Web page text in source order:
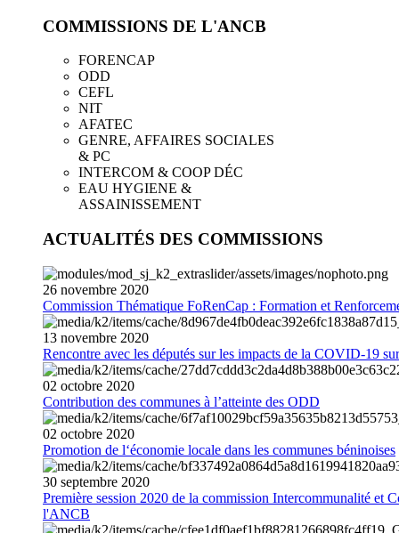
COMMISSIONS DE L'ANCB
FORENCAP
ODD
CEFL
NIT
AFATEC
GENRE, AFFAIRES SOCIALES
& PC
INTERCOM & COOP DÉC
EAU HYGIENE &
ASSAINISSEMENT
ACTUALITÉS DES COMMISSIONS
26 novembre 2020
Commission Thématique FoRenCap : Formation et
13 novembre 2020
Rencontre avec les députés sur les impacts de la COVID-19
02 octobre 2020
Contribution des communes à l’atteinte des ODD
02 octobre 2020
Promotion de l‘économie locale dans les communes béninoises
30 septembre 2020
Première session 2020 de la commission Intercommunalité et
l'ANCB